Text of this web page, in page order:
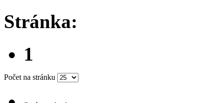
Stránka:
1
Počet na stránku